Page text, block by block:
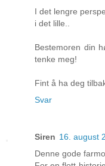
I det lengre
i det lille..
Bestemoren din
tenke meg!
Fint å ha deg
Svar
Siren 16. august
Denne gode